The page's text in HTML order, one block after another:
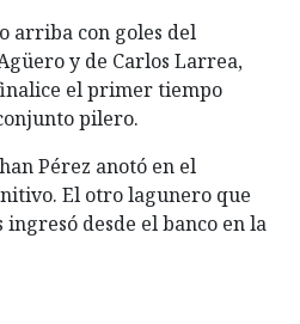
arriba con goles del
y de Carlos Larrea,
el primer tiempo
pilero.
Pérez anotó en el
El otro lagunero que
ingresó desde el banco en la